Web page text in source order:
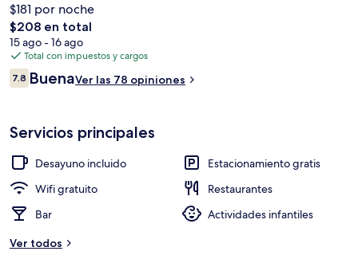
$181 por noche
El
precio
total
es
de
$208 en total
15 ago - 16 ago
Total con impuestos y cargos
Opiniones
7.87.8 de 10,
BuenaVer las 78 opiniones
Servicios principales
Desayuno incluido
Estacionamiento gratis
Wifi gratuito
Restaurantes
Bar
Actividades infantiles
Ver todos